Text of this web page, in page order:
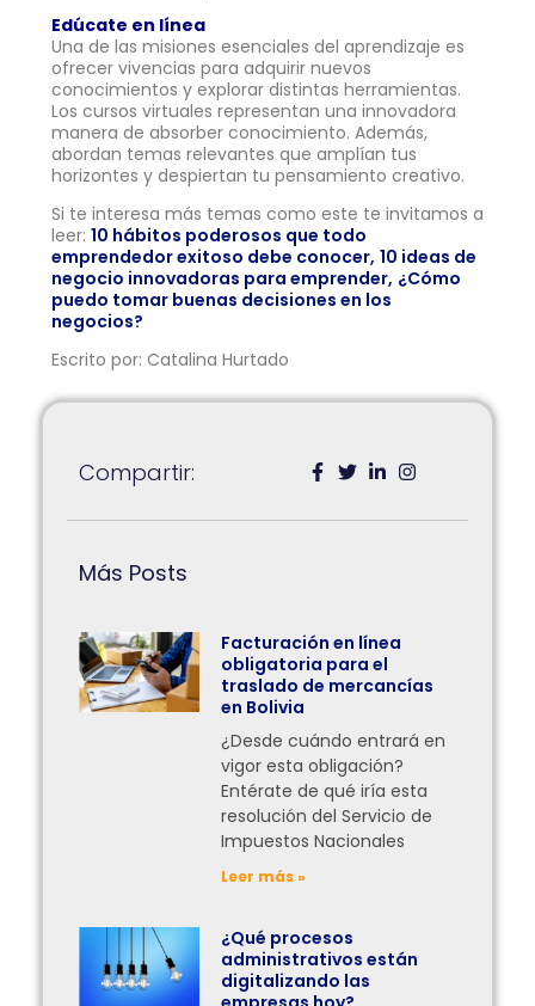
Edúcate en línea
Una de las misiones esenciales del aprendizaje es
ofrecer vivencias para adquirir nuevos
conocimientos y explorar distintas herramientas.
Los cursos virtuales representan una innovadora
manera de absorber conocimiento. Además,
abordan temas relevantes que amplían tus
horizontes y despiertan tu pensamiento creativo.
Si te interesa más temas como este te invitamos a
leer: 10 hábitos poderosos que todo
emprendedor exitoso debe conocer, 10 ideas de
negocio innovadoras para emprender, ¿Cómo
puedo tomar buenas decisiones en los
negocios?
Escrito por: Catalina Hurtado
Compartir:
Más Posts
Facturación en línea
obligatoria para el
traslado de mercancías
en Bolivia
¿Desde cuándo entrará en
vigor esta obligación?
Entérate de qué iría esta
resolución del Servicio de
Impuestos Nacionales
Leer más »
¿Qué procesos
administrativos están
digitalizando las